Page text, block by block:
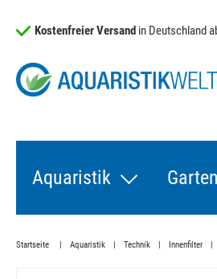
Kostenfreier Versand in Deutschland
Aquaristik
Startseite Aquaristik Technik Innenfilter